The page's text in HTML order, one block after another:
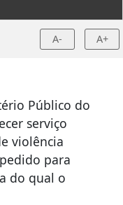
A- A+
Público do
serviço
violência
para
do qual o